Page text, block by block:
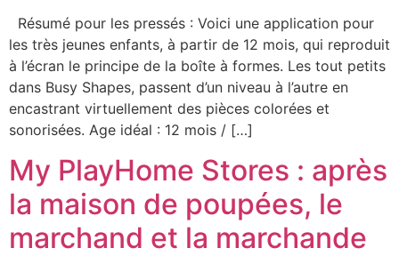
Résumé pour les pressés : Voici une application pour
les très jeunes enfants, à partir de 12 mois, qui reproduit
à l’écran le principe de la boîte à formes. Les tout petits
dans Busy Shapes, passent d’un niveau à l’autre en
encastrant virtuellement des pièces colorées et
sonorisées. Age idéal : 12 mois / […]
My PlayHome Stores : après
la maison de poupées, le
marchand et la marchande